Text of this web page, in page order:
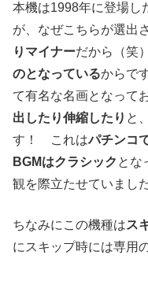
本機は1998年に登場し
が、なぜこちらが選出
りマイナーだから（笑
のとなっているからで
て有名な名画となって
出したり伸縮したり と
す！ これはパチンコ
BGMはクラシック とな
観を際立たせていました
ちなみにこの機種はス
にスキップ時には専用